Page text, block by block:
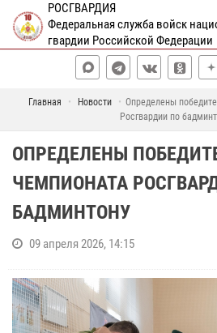
РОСГВАРДИЯ
Федеральная служба войск
гвардии Российской Федерации
Главная Новости
Определены
Росгвардии по
ОПРЕДЕЛЕНЫ
ЧЕМПИОНАТА
БАДМИНТОНУ
09 апреля 2026, 14:15